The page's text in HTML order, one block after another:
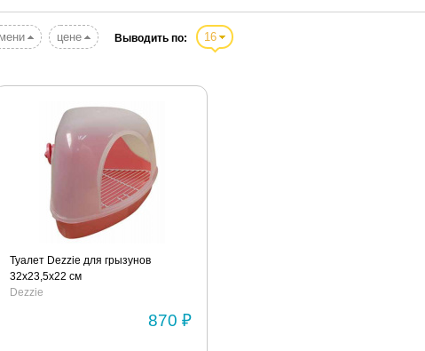
цене Выводить по: 16
Туалет Dezzie для грызунов
32x23,5x22 см
Dezzie
870 ₽